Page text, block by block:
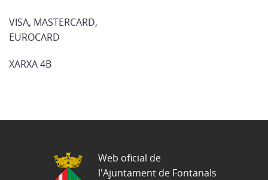
VISA, MASTERCARD,
EUROCARD
XARXA 4B
Web oficial de
l'Ajuntament de Fontanals